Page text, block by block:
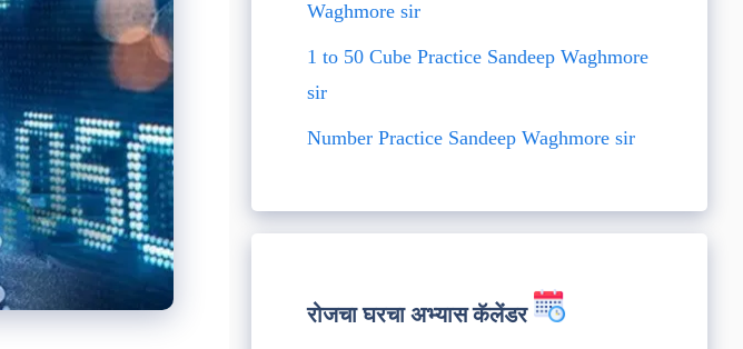
Waghmore sir
1 to 50 Cube Practice Sandeep Waghmore
sir
Number Practice Sandeep Waghmore sir
रोजचा घरचा अभ्यास कॅलेंडर